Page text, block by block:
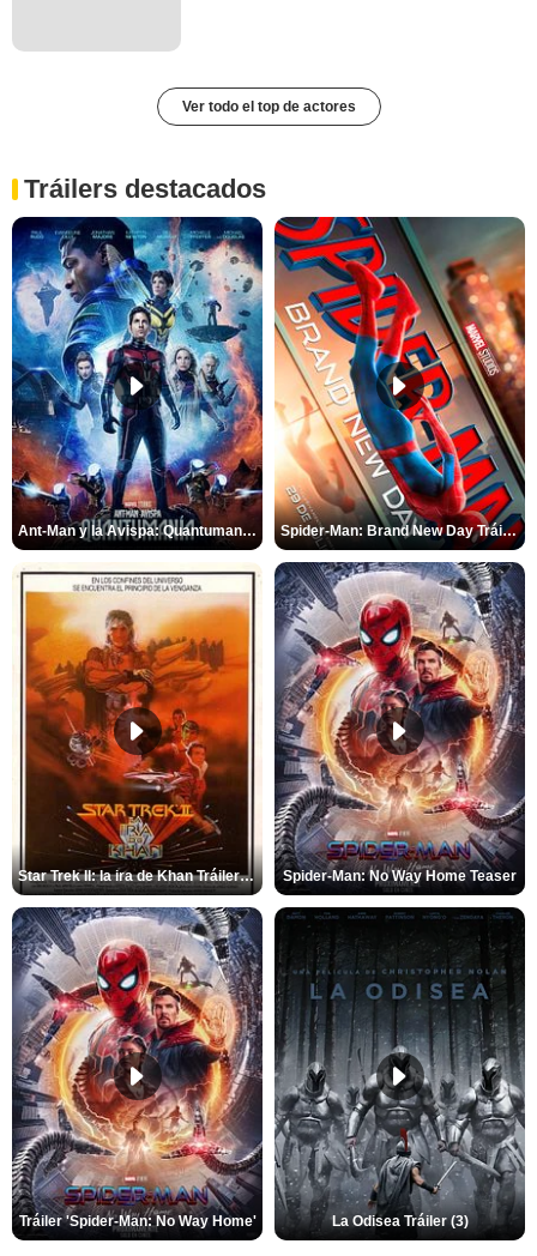
Ver todo el top de actores
Tráilers destacados
Ant-Man y la Avispa: Quantumanía Tráiler (2) Spider-Man: Brand New Day Tráiler (3)
Star Trek II: la ira de Khan Tráiler VO Spider-Man: No Way Home Teaser
Tráiler 'Spider-Man: No Way Home' La Odisea Tráiler (3)